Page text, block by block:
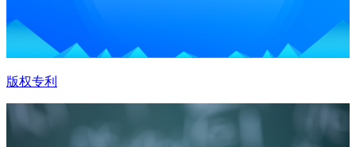
版权专利